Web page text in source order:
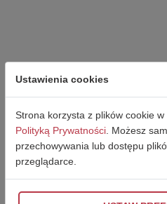
Ustawienia cookies
Strona korzysta z plików cookie
Polityką Prywatności . Możesz
przechowywania lub dostępu
przeglądarce.